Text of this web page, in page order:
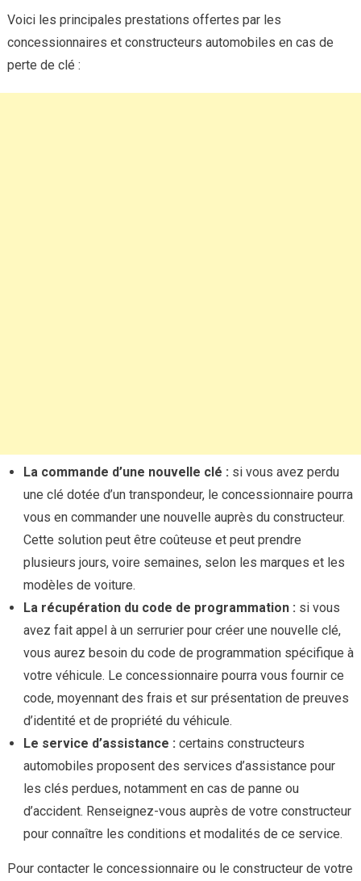
Voici les principales prestations offertes par les
concessionnaires et constructeurs automobiles en cas de
perte de clé :
La commande d’une nouvelle clé : si vous avez perdu
une clé dotée d’un transpondeur, le concessionnaire pourra
vous en commander une nouvelle auprès du constructeur.
Cette solution peut être coûteuse et peut prendre
plusieurs jours, voire semaines, selon les marques et les
modèles de voiture.
La récupération du code de programmation : si vous
avez fait appel à un serrurier pour créer une nouvelle clé,
vous aurez besoin du code de programmation spécifique à
votre véhicule. Le concessionnaire pourra vous fournir ce
code, moyennant des frais et sur présentation de preuves
d’identité et de propriété du véhicule.
Le service d’assistance : certains constructeurs
automobiles proposent des services d’assistance pour
les clés perdues, notamment en cas de panne ou
d’accident. Renseignez-vous auprès de votre constructeur
pour connaître les conditions et modalités de ce service.
Pour contacter le concessionnaire ou le constructeur de votre